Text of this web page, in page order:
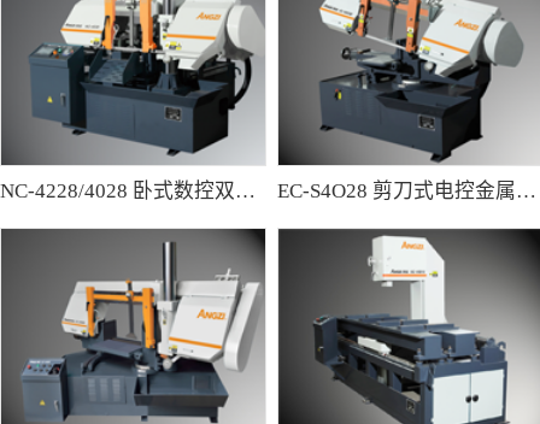
NC-4228/4028 卧式数控双柱型带锯床 EC-S4O28 剪刀式电控金属带锯床